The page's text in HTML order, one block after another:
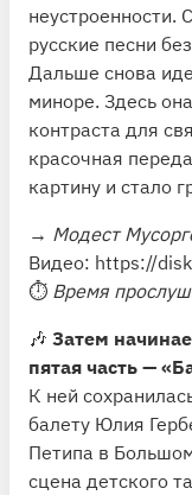
неустроенности.
русские песни
Дальше снова
миноре. Здесь
контраста для
красочная
картину и стало
→ Модест
Видео: https://
⏱ Время
🎶 Затем
пятая часть —
К ней
балету Юлия
Петипа в
сцена детского